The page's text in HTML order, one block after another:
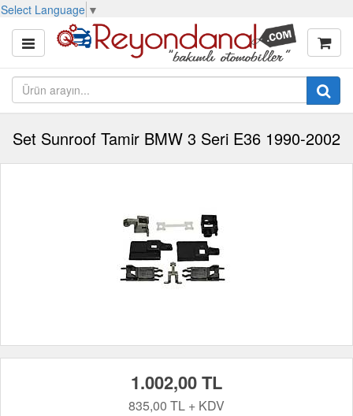
Select Language ▼
Set Sunroof Tamir BMW 3 Seri E36 1990-2002
1.002,00 TL
835,00 TL + KDV